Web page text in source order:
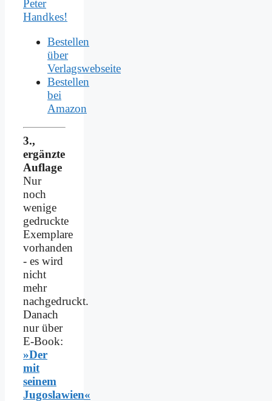
Peter
Handkes!
Bestellen
über
Verlagswebseite
Bestellen
bei
Amazon
3.,
ergänzte
Auflage
Nur
noch
wenige
gedruckte
Exemplare
vorhanden
- es wird
nicht
mehr
nachgedruckt.
Danach
nur über
E-Book:
»Der
mit
seinem
Jugoslawien«